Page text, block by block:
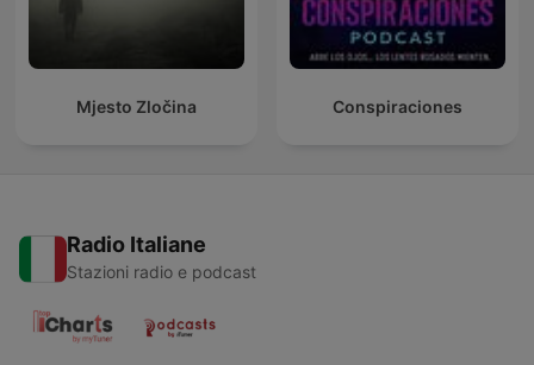
Mjesto Zločina Conspiraciones
Radio Italiane
Stazioni radio e podcast